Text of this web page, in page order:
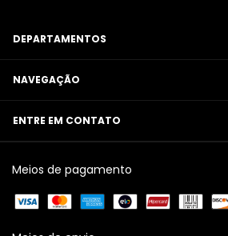
DEPARTAMENTOS
NAVEGAÇÃO
ENTRE EM CONTATO
Meios de pagamento